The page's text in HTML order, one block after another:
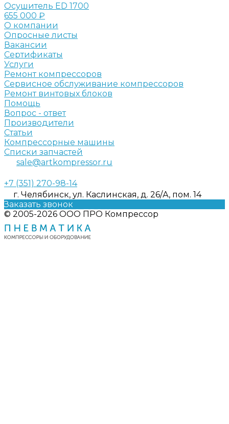
Осушитель ED 1700
655 000 ₽
О компании
Опросные листы
Вакансии
Сертификаты
Услуги
Ремонт компрессоров
Сервисное обслуживание компрессоров
Ремонт винтовых блоков
Помощь
Вопрос - ответ
Производители
Статьи
Компрессорные машины
Списки запчастей
sale@artkompressor.ru
+7 (351) 270-98-14
г. Челябинск, ул. Каслинская, д. 26/А, пом. 14
Заказать звонок
© 2005-2026 ООО ПРО Компрессор